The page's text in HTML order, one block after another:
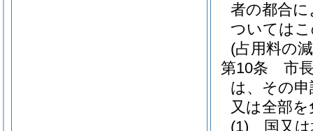
者の都合
ついては
(占用料の
第10条
市
は、その
又は全部
(1)
国又